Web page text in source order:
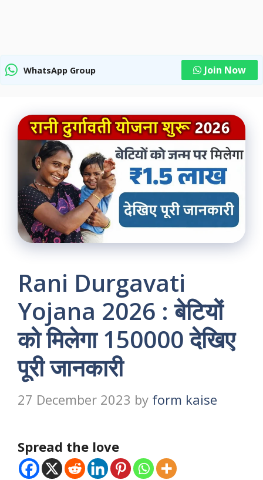
WhatsApp Group Join Now
Rani Durgavati
Yojana 2026 : बेटियों
को मिलेगा 150000 देखिए
पूरी जानकारी
27 December 2023 by form kaise
Spread the love